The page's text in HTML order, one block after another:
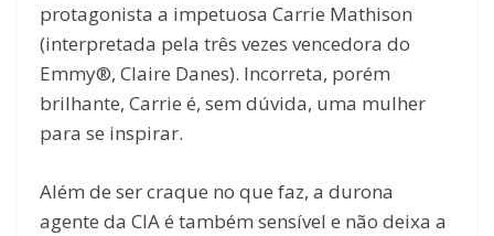
protagonista a impetuosa Carrie Mathison
(interpretada pela três vezes vencedora do
Emmy®, Claire Danes). Incorreta, porém
brilhante, Carrie é, sem dúvida, uma mulher
para se inspirar.
Além de ser craque no que faz, a durona
agente da CIA é também sensível e não deixa a